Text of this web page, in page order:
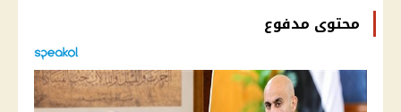
محتوى مدفوع